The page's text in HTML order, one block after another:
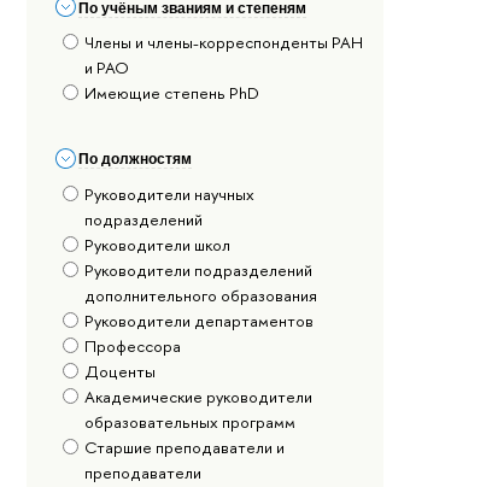
По учёным званиям и степеням
Члены и члены-корреспонденты РАН
и РАО
Имеющие степень PhD
По должностям
Руководители научных
подразделений
Руководители школ
Руководители подразделений
дополнительного образования
Руководители департаментов
Профессора
Доценты
Академические руководители
образовательных программ
Старшие преподаватели и
преподаватели